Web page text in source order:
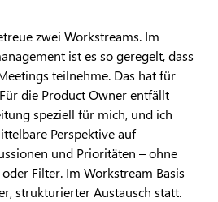
zwei Workstreams. Im
ist es so geregelt, dass
teilnehme. Das hat für
die Product Owner entfällt
speziell für mich, und ich
Perspektive auf
und Prioritäten – ohne
Filter. Im Workstream Basis
strukturierter Austausch statt.